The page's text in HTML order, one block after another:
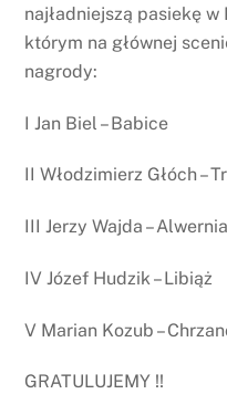
najładniejszą pasiekę
którym na głównej
nagrody:
I Jan Biel – Babice
II Włodzimierz Głóch –
III Jerzy Wajda – Alwernia
IV Józef Hudzik – Libiąż
V Marian Kozub –
GRATULUJEMY !!